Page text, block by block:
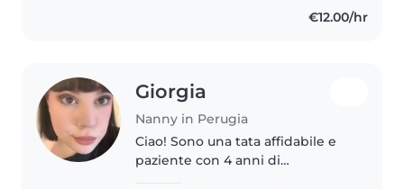
€12.00/hr
Giorgia
Nanny in Perugia
Ciao! Sono una tata affidabile e
paziente con 4 anni di